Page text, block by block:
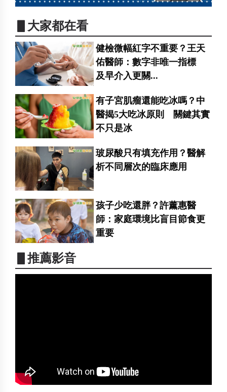
▋大家都在看
健檢微幅紅字不重要？王天
佑醫師：數字非唯一指標
及早介入更關...
有子宮肌瘤還能吃冰嗎？中
醫揭5大吃冰原則 關鍵其實
不只是冰
玻尿酸只有填充作用？醫解
析不同層次的臨床應用
孩子少吃還胖？許薰惠醫
師：家庭環境比盲目節食更
重要
▋推薦影音